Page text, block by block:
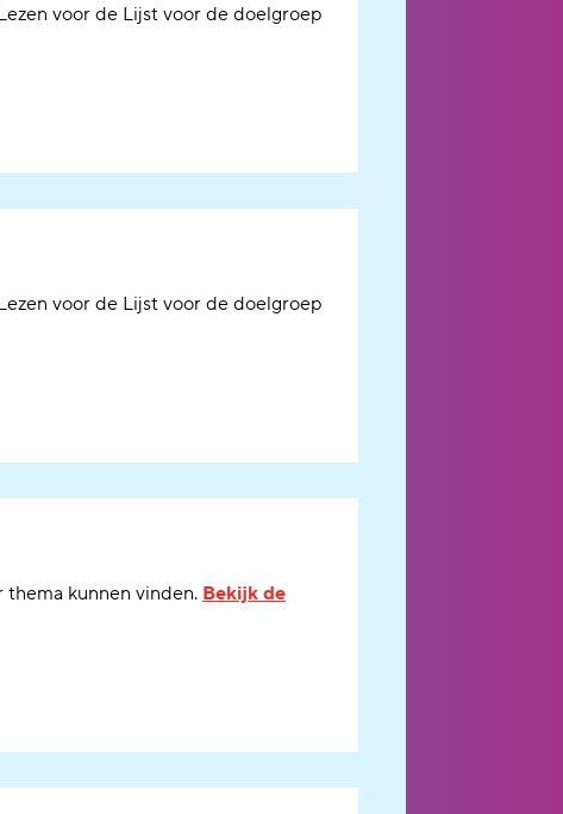
voor de Lijst voor de doelgroep
voor de Lijst voor de doelgroep
thema kunnen vinden. Bekijk de